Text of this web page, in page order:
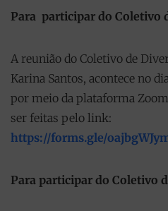
Para participar do Coletivo
A reunião do Coletivo de
Karina Santos, acontece no
por meio da plataforma
ser feitas pelo link:
https://forms.gle/
Para participar do Coletivo